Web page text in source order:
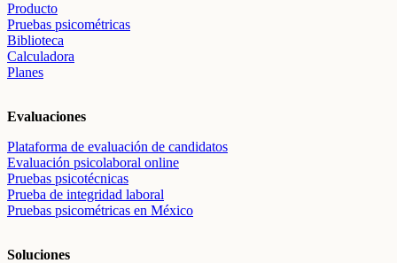
Producto
Pruebas psicométricas
Biblioteca
Calculadora
Planes
Evaluaciones
Plataforma de evaluación de candidatos
Evaluación psicolaboral online
Pruebas psicotécnicas
Prueba de integridad laboral
Pruebas psicométricas en México
Soluciones